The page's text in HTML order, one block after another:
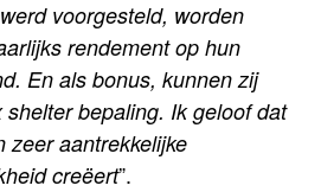
voorgesteld, worden
rendement op hun
En als bonus, kunnen zij
bepaling. Ik geloof dat
zeer aantrekkelijke
creëert”.